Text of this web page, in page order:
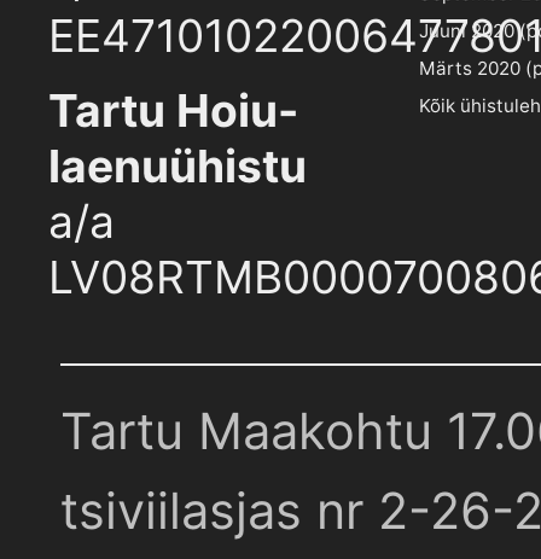
Tartu Hoiu-
laenuühistu
a/a
Juuni 2020
Märts 2020
Kõik
Tartu Maakohtu
tsiviilasjas nr 2-26-